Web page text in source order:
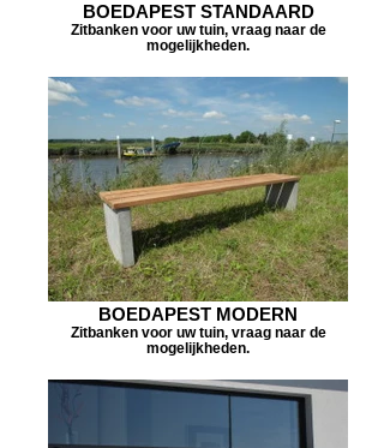
BOEDAPEST STANDAARD
Zitbanken voor uw tuin, vraag naar de
mogelijkheden.
BOEDAPEST MODERN
Zitbanken voor uw tuin, vraag naar de
mogelijkheden.